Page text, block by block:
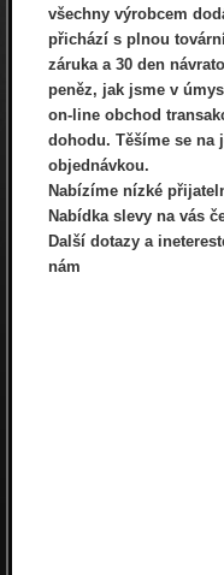
všechny výrobcem
přichází s plnou
záruka a 30 den
peněz, jak jsme v
on-line obchod
dohodu. Těšíme se na
objednávkou.
Nabízíme nízké
Nabídka slevy na vás
Další dotazy a
nám